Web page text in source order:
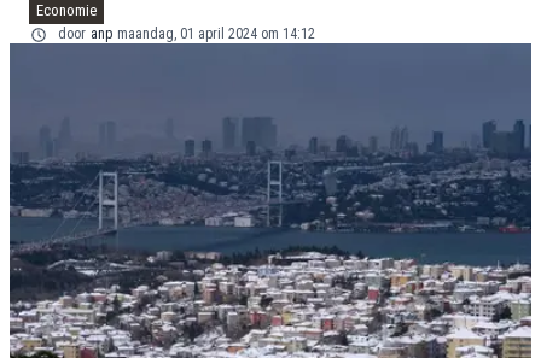
Economie
door anp maandag, 01 april 2024 om 14:12